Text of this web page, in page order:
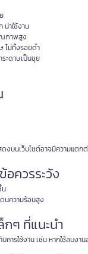
น่าใช้งาน
ภาพสูง
ไม่ทิ้งรอยดำ
ะดาษเป็นขุย
บนเว็บไซต์อาจมีความแตก
อควรระวัง
น
ดนความร้อนสูง
กๆ ที่แนะนำ
บการใช้งาน เช่น หากใช้ลบง